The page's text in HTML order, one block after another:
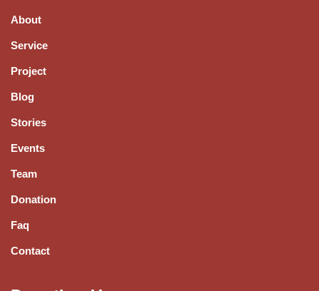
About
Service
Project
Blog
Stories
Events
Team
Donation
Faq
Contact